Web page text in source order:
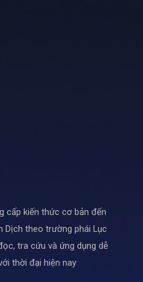
cấp kiến thức cơ bản đến
Dịch theo trường phái Lục
tra cứu và ứng dụng dễ
thời đại hiện nay